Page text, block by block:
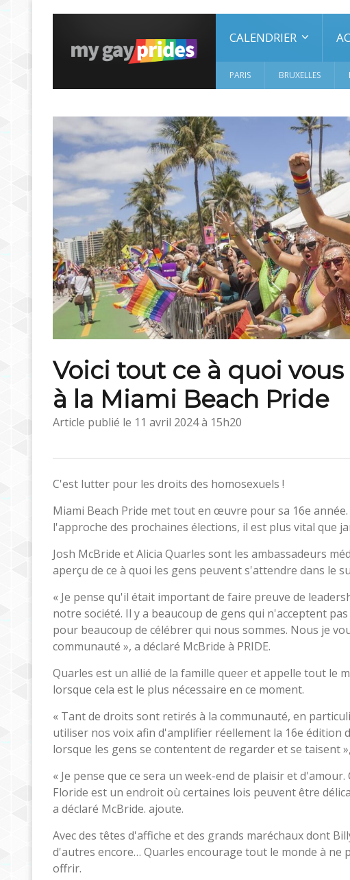
CALENDRIER
PARIS BRUXELLES
Voici tout ce à quoi
à la Miami Beach Pride
Article publié le 11 avril 2024 à 15h20
C'est lutter pour les droits des homosexuels !
Miami Beach Pride met tout en œuvre pour sa 16e
l'approche des prochaines élections, il est plus vital que
Josh McBride et Alicia Quarles sont les ambassadeurs
aperçu de ce à quoi les gens peuvent s'attendre dans le
« Je pense qu'il était important de faire preuve de
notre société. Il y a beaucoup de gens qui n'acceptent
pour beaucoup de célébrer qui nous sommes. Nous je
communauté », a déclaré McBride à PRIDE.
Quarles est un allié de la famille queer et appelle tout le
lorsque cela est le plus nécessaire en ce moment.
« Tant de droits sont retirés à la communauté, en
utiliser nos voix afin d'amplifier réellement la 16e édition
lorsque les gens se contentent de regarder et se taisent
« Je pense que ce sera un week-end de plaisir et
Floride est un endroit où certaines lois peuvent être
a déclaré McBride. ajoute.
Avec des têtes d'affiche et des grands maréchaux dont
d'autres encore… Quarles encourage tout le monde à ne
offrir.